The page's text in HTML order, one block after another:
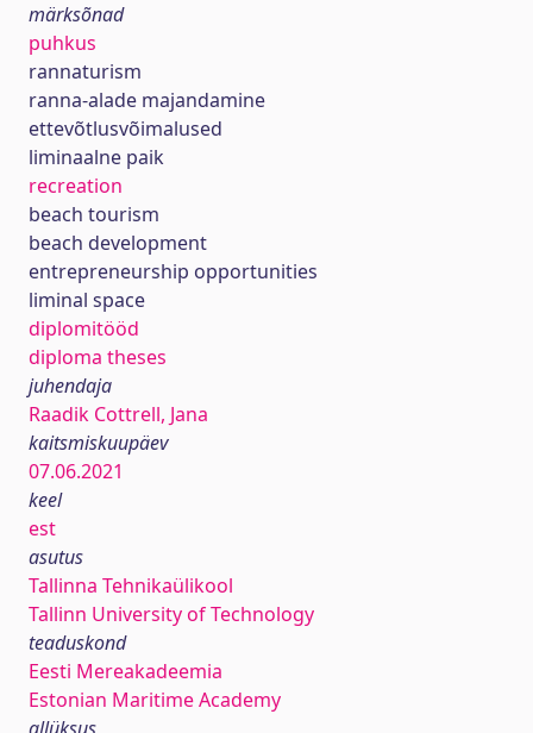
märksõnad
puhkus
rannaturism
ranna-alade majandamine
ettevõtlusvõimalused
liminaalne paik
recreation
beach tourism
beach development
entrepreneurship opportunities
liminal space
diplomitööd
diploma theses
juhendaja
Raadik Cottrell, Jana
kaitsmiskuupäev
07.06.2021
keel
est
asutus
Tallinna Tehnikaülikool
Tallinn University of Technology
teaduskond
Eesti Mereakadeemia
Estonian Maritime Academy